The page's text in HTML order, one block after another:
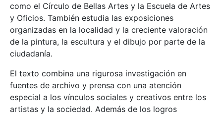
como el Círculo de Bellas Artes y la Escuela de Artes
y Oficios. También estudia las exposiciones
organizadas en la localidad y la creciente valoración
de la pintura, la escultura y el dibujo por parte de la
ciudadanía.
El texto combina una rigurosa investigación en
fuentes de archivo y prensa con una atención
especial a los vínculos sociales y creativos entre los
artistas y la sociedad. Además de los logros